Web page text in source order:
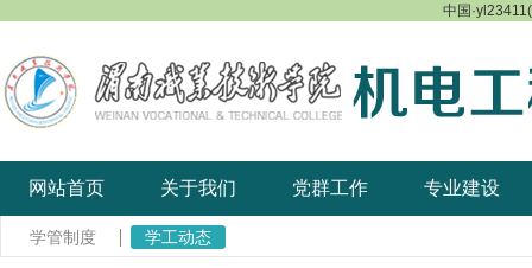
中国
网站首页 关于我们 党群工作 专业建设
学管制度 学工动态